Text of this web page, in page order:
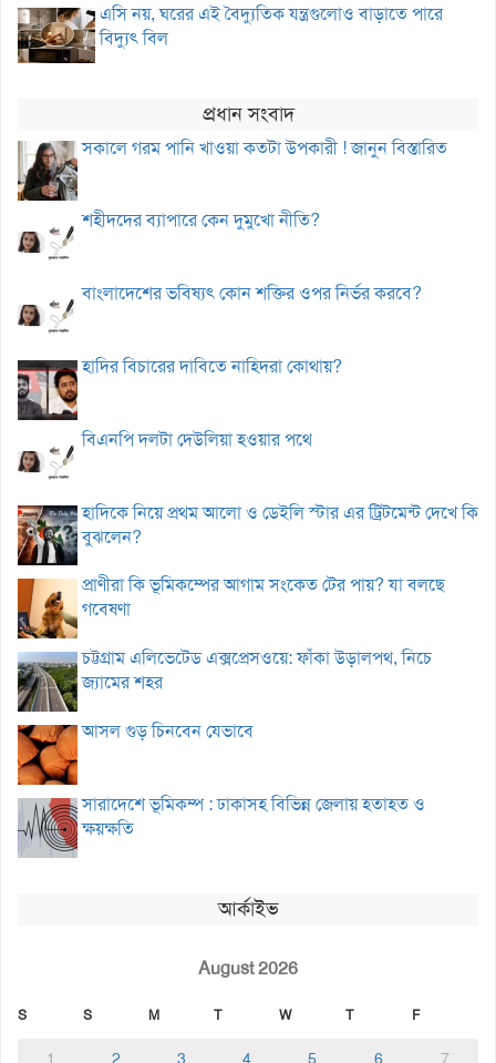
এসি নয়, ঘরের এই বৈদ্যুতিক যন্ত্রগুলোও বাড়াতে পারে
বিদ্যুৎ বিল
প্রধান সংবাদ
সকালে গরম পানি খাওয়া কতটা উপকারী ! জানুন বিস্তারিত
শহীদদের ব্যাপারে কেন দুমুখো নীতি?
বাংলাদেশের ভবিষ্যৎ কোন শক্তির ওপর নির্ভর করবে?
হাদির বিচারের দাবিতে নাহিদরা কোথায়?
বিএনপি দলটা দেউলিয়া হওয়ার পথে
হাদিকে নিয়ে প্রথম আলো ও ডেইলি স্টার এর ট্রিটমেন্ট দেখে কি
বুঝলেন?
প্রাণীরা কি ভূমিকম্পের আগাম সংকেত টের পায়? যা বলছে
গবেষণা
চট্টগ্রাম এলিভেটেড এক্সপ্রেসওয়ে: ফাঁকা উড়ালপথ, নিচে
জ্যামের শহর
আসল গুড় চিনবেন যেভাবে
সারাদেশে ভূমিকম্প : ঢাকাসহ বিভিন্ন জেলায় হতাহত ও
ক্ষয়ক্ষতি
আর্কাইভ
August 2026
S S M T W T F
1 2 3 4 5 6
7